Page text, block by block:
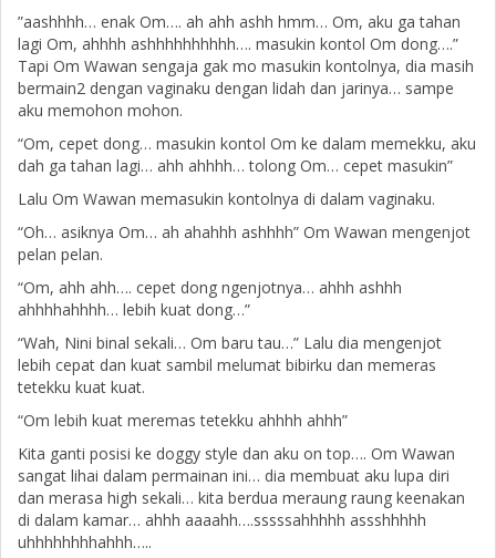
”aashhhh… enak Om…. ah ahh ashh hmm… Om, aku ga tahan
lagi Om, ahhhh ashhhhhhhhhh…. masukin kontol Om dong….”
Tapi Om Wawan sengaja gak mo masukin kontolnya, dia masih
bermain2 dengan vaginaku dengan lidah dan jarinya… sampe
aku memohon mohon.
“Om, cepet dong… masukin kontol Om ke dalam memekku, aku
dah ga tahan lagi… ahh ahhhh… tolong Om… cepet masukin”
Lalu Om Wawan memasukin kontolnya di dalam vaginaku.
“Oh… asiknya Om… ah ahahhh ashhhh” Om Wawan mengenjot
pelan pelan.
“Om, ahh ahh…. cepet dong ngenjotnya… ahhh ashhh
ahhhhahhhh… lebih kuat dong…”
“Wah, Nini binal sekali… Om baru tau…” Lalu dia mengenjot
lebih cepat dan kuat sambil melumat bibirku dan memeras
tetekku kuat kuat.
“Om lebih kuat meremas tetekku ahhhh ahhh”
Kita ganti posisi ke doggy style dan aku on top…. Om Wawan
sangat lihai dalam permainan ini… dia membuat aku lupa diri
dan merasa high sekali… kita berdua meraung raung keenakan
di dalam kamar… ahhh aaaahh….sssssahhhhh assshhhhh
uhhhhhhhhahhh…..